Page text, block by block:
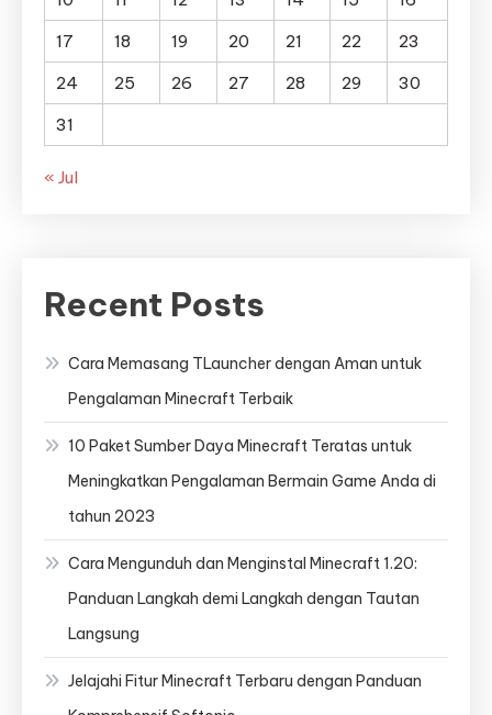
17
18 19 20 21 22
23
24
25 26 27 28 29
30
31
« Jul
Recent Posts
Cara Memasang TLauncher dengan Aman untuk
Pengalaman Minecraft Terbaik
10 Paket Sumber Daya Minecraft Teratas untuk
Meningkatkan Pengalaman Bermain Game Anda di
tahun 2023
Cara Mengunduh dan Menginstal Minecraft 1.20:
Panduan Langkah demi Langkah dengan Tautan
Langsung
Jelajahi Fitur Minecraft Terbaru dengan Panduan